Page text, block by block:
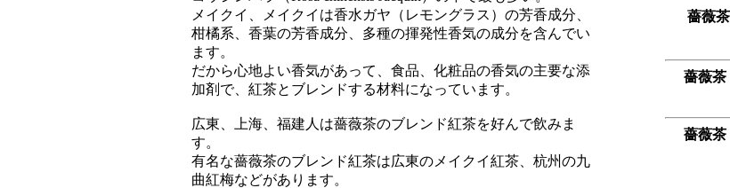
メイクイ、メイクイは香水ガヤ（レモングラス）の芳香成分、
柑橘系、香葉の芳香成分、多種の揮発性香気の成分を含んでい
ます。
だから心地よい香気があって、食品、化粧品の香気の主要な添
加剤で、紅茶とブレンドする材料になっています。
広東、上海、福建人は薔薇茶のブレンド紅茶を好んで飲みま
す。
有名な薔薇茶のブレンド紅茶は広東のメイクイ紅茶、杭州の九
曲紅梅などがあります。
薔薇
薔薇茶
薔薇茶